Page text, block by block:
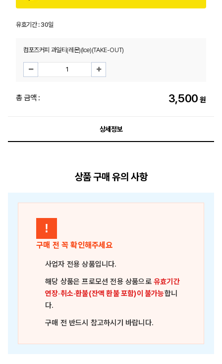
유효기간 :30일
컴포즈커피 과일티(레몬)(Ice)(TAKE-OUT)
총 금액 : 3,500 원
상세정보
상품 구매 유의 사항
!
구매 전 꼭 확인해주세요
사업자 전용 상품입니다.
해당 상품은프로모션 전용 상품으로유효기간
연장·취소·환불(잔액 환불 포함)이 불가능합니
다.
구매 전 반드시 참고하시기 바랍니다.